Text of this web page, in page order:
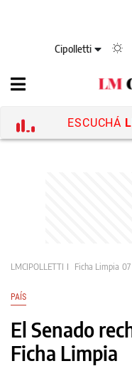
Cipolletti
ESCUCHÁ
LMCIPOLLETTI Ficha Limpia
PAÍS
El Senado
Ficha Limpia